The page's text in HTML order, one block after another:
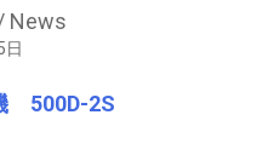
ー（MPC-
News
日
500D-2S